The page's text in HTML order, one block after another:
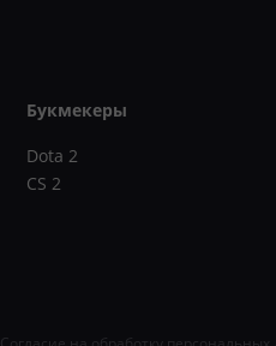
Букмекеры
Dota 2
CS 2